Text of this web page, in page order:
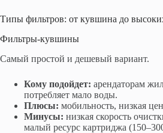
Типы фильтров: от кувшина до
Фильтры-кувшины
Самый простой и дешевый вариант.
Кому подойдет: арендаторам
потребляет мало воды.
Плюсы: мобильность, низкая
Минусы: низкая скорость
малый ресурс картриджа